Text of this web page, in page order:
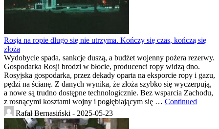
Rosja na ropie długo się nie utrzyma. Kończy się czas, kończą się
złoża
Wydobycie spada, sankcje duszą, a budżet wojenny pożera rezerwy.
Gospodarka Rosji brodzi w błocie, producenci ropy widzą dno.
Rosyjska gospodarka, przez dekady oparta na eksporcie ropy i gazu,
pędzi na ścianę. Z danych wynika, że złoża szybko się wyczerpują,
a nowe są trudno dostępne technologicznie. Bez wsparcia Zachodu,
z rosnącymi kosztami wojny i pogłębiającym się … Continued
Rafał Bernasiński - 2025-05-23